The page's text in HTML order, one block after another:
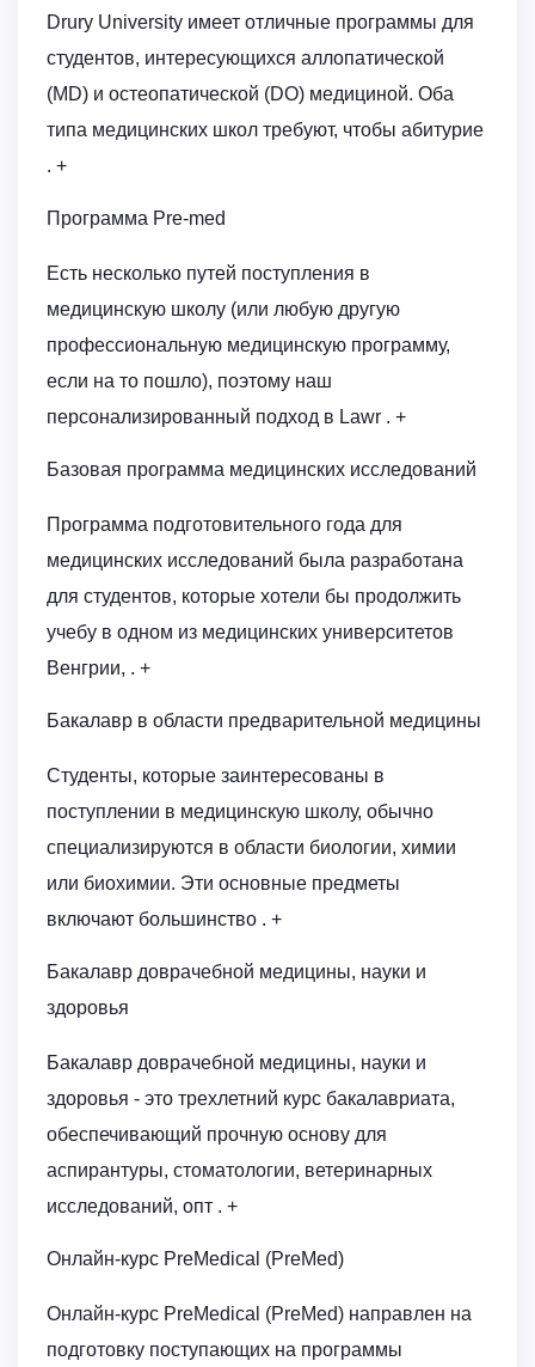
Drury University имеет отличные программы для
студентов, интересующихся аллопатической
(MD) и остеопатической (DO) медициной. Оба
типа медицинских школ требуют, чтобы абитурие
. +
Программа Pre-med
Есть несколько путей поступления в
медицинскую школу (или любую другую
профессиональную медицинскую программу,
если на то пошло), поэтому наш
персонализированный подход в Lawr . +
Базовая программа медицинских исследований
Программа подготовительного года для
медицинских исследований была разработана
для студентов, которые хотели бы продолжить
учебу в одном из медицинских университетов
Венгрии, . +
Бакалавр в области предварительной медицины
Студенты, которые заинтересованы в
поступлении в медицинскую школу, обычно
специализируются в области биологии, химии
или биохимии. Эти основные предметы
включают большинство . +
Бакалавр доврачебной медицины, науки и
здоровья
Бакалавр доврачебной медицины, науки и
здоровья - это трехлетний курс бакалавриата,
обеспечивающий прочную основу для
аспирантуры, стоматологии, ветеринарных
исследований, опт . +
Онлайн-курс PreMedical (PreMed)
Онлайн-курс PreMedical (PreMed) направлен на
подготовку поступающих на программы